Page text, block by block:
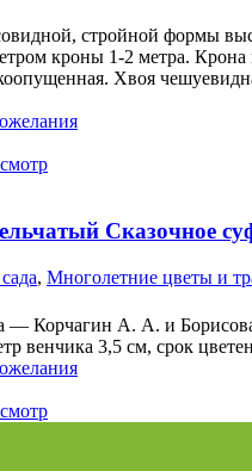
стройной формы
кроны 1-2 метра. Крона
Хвоя
Сказочное
, Многолетние цветы и
— Корчагин А. А. и
венчика 3,5 см, срок